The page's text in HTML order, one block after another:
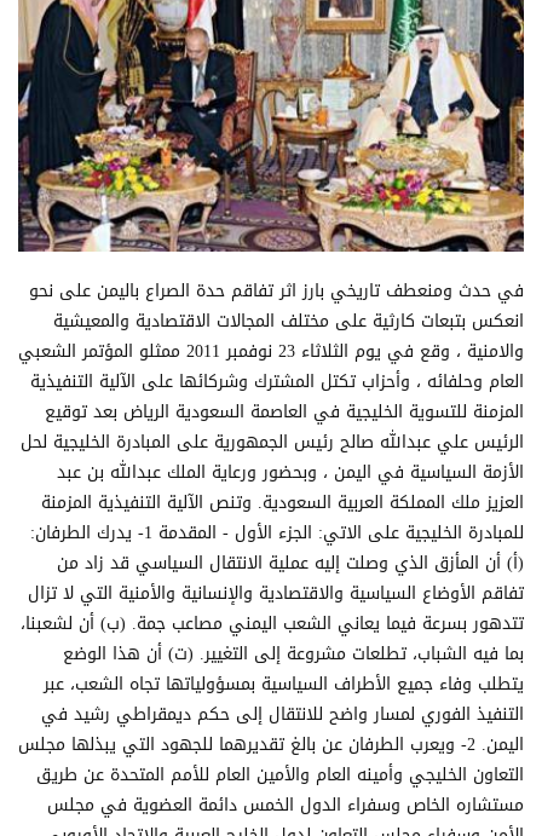
في حدث ومنعطف تاريخي بارز اثر تفاقم حدة الصراع باليمن على نحو انعكس بتبعات كارثية على مختلف المجالات الاقتصادية والمعيشية والامنية ، وقع في يوم الثلاثاء 23 نوفمبر 2011 ممثلو المؤتمر الشعبي العام وحلفائه ، وأحزاب تكتل المشترك وشركائها على الآلية التنفيذية المزمنة للتسوية الخليجية في العاصمة السعودية الرياض بعد توقيع الرئيس علي عبدالله صالح رئيس الجمهورية على المبادرة الخليجية لحل الأزمة السياسية في اليمن ، وبحضور ورعاية الملك عبدالله بن عبد العزيز ملك المملكة العربية السعودية. وتنص الآلية التنفيذية المزمنة للمبادرة الخليجية على الاتي: الجزء الأول - المقدمة 1- يدرك الطرفان: (أ‌) أن المأزق الذي وصلت إليه عملية الانتقال السياسي قد زاد من تفاقم الأوضاع السياسية والاقتصادية والإنسانية والأمنية التي لا تزال تتدهور بسرعة فيما يعاني الشعب اليمني مصاعب جمة. (ب‌) أن لشعبنا، بما فيه الشباب، تطلعات مشروعة إلى التغيير. (ت‌) أن هذا الوضع يتطلب وفاء جميع الأطراف السياسية بمسؤولياتها تجاه الشعب، عبر التنفيذ الفوري لمسار واضح للانتقال إلى حكم ديمقراطي رشيد في اليمن. 2- ويعرب الطرفان عن بالغ تقديرهما للجهود التي يبذلها مجلس التعاون الخليجي وأمينه العام والأمين العام للأمم المتحدة عن طريق مستشاره الخاص وسفراء الدول الخمس دائمة العضوية في مجلس الأمن وسفراء مجلس التعاون لدول الخليج العربية والاتحاد الأوروبي من أجل دعم الاتفاق المتعلق بعملية الانتقال السلمي للسلطة، ويعتمدان هذه الآلية على أساس مبادرة مجلس التعاون الخليجي بما يتفق كلياً مع قرار مجلس الأمن للأمم المتحدة 2014 (2011). 3- وتنطبق التعاريف التالية فيما يتعلق بهذا الاتفاق: (أ‌) يشير مصطلح (مبادرة مجلس التعاون الخليجي) إلى مبادرة مجلس التعاون الخليجي لحل الأزمة اليمنية في صيغتها المؤرخة 21-22 أيار/ مايو 2011م. (ب‌) يشير مصطلح (الطرفان) إلى التحالف الوطني(المؤتمر الشعبي العام وحلفائه) كأحد الطرفين، وإلى المجلس الوطني (أحزاب اللقاء المشترك وشركاؤه). 4- يحل الاتفاق على المبادرة الخليجية وآلية تنفيذها محل أي ترتيبات دستورية أو قانونية قائمة ولا يجوز الطعن فيهما أمام مؤسسات الدولة. الجزء الثاني – الفترة الانتقالية 5- يعتبر الجانبان أن الرئيس قد فوض نائب الرئيس، بموجب المرسوم الرئاسي رقم (24) لعام 2011، تفويضاً لا رجعة فيه، الصلاحيات الرئاسية اللازمة للتفاوض بشأن هذه الآلية وتوقيعها وإنفاذها، إلى جانب جميع الصلاحيات الدستورية المتصلة بتنفيذها ومتابعتها وممتد الصلاحيات لتشمل الدعوة إلى اجراء انتخابات مبكرة، وجميع القرارات اللازمة لتشكيل حكومة الوفاق الوطني، بما في ذلك تنصيب أعضائها وغيرها من الهيئات المنصوص عليها في هذه الآلية. 6- وتُنفذ الفترة الانتقالية على النحو التالي: (أ‌) وفقاً لقرار مجلس الأمن الدولي رقم 2014 لعام 2011 الذي يلاحظ التزام رئيس اليمن بالتوقيع فوراً على مبادرة مجلس التعاون الخليجي ويشجعه هو أو من أذن له بالتصرف بأسمه على القيام بذلك وعلى إجراء تسوية سياسية تستند إليها ووفقاً للمرسوم الرئاسي رقم (24) السنه الحالية 2011، سيوقّع الرئيس أو نائب الرئيس نيابة عنه على مبادرة مجلس التعاون الخليجي بالتزامن مع توقيع الجانبين لهذه الآلية. ب‌) بالتزامن مع توقيع هذه الآلية، وعملاً بمقتضى الصلاحيات المخولة له من الرئيس بموجب المرسوم الرئاسي رقم (24) للسنة الحالية 2011، سيُصدر نائب الرئيس مرسوماً يدعو إلى إجراء انتخابات رئاسية مبكرة خلال فترة لا تتجاوز 90 يوماً من تاريخ بدء نفاذ هذه الآلية، ووفقاً للأحكام ذات الصلة من الدستور، سيبدأ نفاذ المرسوم قبل 60 يوماً من إجراء الانتخابات؛ (مشروع نص المرسوم مرفق بهذه الآلية). (ت‌) يبدأ نفاذ هذه الآلية بمجرد التوقيع على المبادرة الخليجية من قبل الرئيس أو نائبه وعلى هذه الآلية من قبل جميع الأطراف ووفقاً لهذه الفقرة وصدور المرسوم المشار إليه في الفقرة الرعية (ب). 7- تبدأ الفترة الانتقالية مع بدء نفاذ هذه الآلية.. وتتألف الفترة الانتقالية بعد ذلك من مرحلتين: (أ‌) تبدأ المرحلة الأولى مع بدء نفاذ هذه الآلية وتنتهي مع تنصيب الرئيس عقب إجراء الانتخابات الرئاسية المبكرة. (ب‌) تبدأ المرحلة الثانية ومدتها عامان مع تنصيب الرئيس بعد الانتخابات الرئاسية المبكرة وتنتهي بإجراء الانتخابات العامة وفقاً للدستور الجديد وتنصيب رئيس الجمهورية الجديد. 8- يكون اتخاذ القرارات في مجلس النواب خلال المرحلتين الأولى والثانية بالتوافق وفي حال تعذر التوصل إلى توافق حول أي موضوع يقوم رئيس مجلس النواب برفع الأمر إلى نائب الرئيس في المرحلة الأولى وإلى الرئيس في المرحلة الثانية الذي يفصل في الأمر ويكون ما يقرره ملزماً للطرفين. 9- سيتخذ الطرفان الخطوات اللازمة لضمان اعتماد مجلس النواب للتشريعات والقوانين الأخرى اللازمة للتنفيذ الكامل للالتزامات المتعلقة بالضمانات المتعهد بها في مبادرة مجلس التعاون الخليجي وفي هذه الآلية. الجزء الثالث – المرحلة الأولى من الفترة الانتقالية تشكيل حكومة الوفاق الوطني: 10- فور التوقيع على المبادرة الخليجية وآلية تنفيذها تسمي المعارضة مرشحها لرئاسة الوزراء الذي يكلفه نائب الرئيس من خلال قرار رئاسي بتشكيل حكومة الوفاق الوطني، ويتم تشكيل الحكومة في فترة أقصاها 14 يوماً من تاريخ التكليف ويصدر بها قرار جمهوري يوقع عليه نائب الرئيس ورئيس الوزراء: (أ‌) تتألف حكومة الوفاق الوطني من 50 في المائة لكل طرف مع وجوب مراعاة تمثيل المرأة فيها.. وما يتعلق بتقسيم الحقائب الوزارية يقوم أحد الطرفين بإعداد قائمتين بالوزارات تسلم للطرف الآخر الذي يكون له حق اختيار إحدى القائمتين. (ب‌) يسمي رئيس الوزراء المكلف أعضاء الحكومة كما هو مقترح من الطرفين.. ويقوم نائب الرئيس بعد ذلك بإصدار مرسوم يتضمن أعضاء الحكومة المتفق عليهم على أن يكون المرشحون على درجة عالية من النزاهة والالتزام بحقوق الإنسان والقانون الإنساني الدولي. 11- يؤدي أعضاء حكومة الوفاق الوطني اليمين الدستورية أمام نائب الرئيس وفي غضون عشرة أيام تقوم الحكومة بتقديم برنامجها لمجلس النواب لمنحها الثقة خلال خمسة أيام. سير أعمال حكومة الوفاق الوطني 12- تتخذ حكومة الوفاق الوطني قراراتها بتوافق الآراء.. وإذا لم يكن التوافق الكامل موجوداً بشأن أي قضية يتشاور رئيس الوزراء ونائب الرئيس أو الرئيس عقب الانتخابات الرئاسية المبكرة للتوصل إلى توافق، وفي حال تعذر التوافق بينهما يتخذ نائب الرئيس أو الرئيس عقب الانتخابات الرئاسية المبكرة القرار النهائي. 13- تقوم حكومة الوفاق الوطني مباشرة بعد تشكيلها بما يلي: (أ‌) اتخاذ الخطوات اللازمة، بالتشاور مع سائر الجهات المعنية الأخرى، لضمان وقف جميع أشكال العنف وانتهاكات القانون الإنساني، وفض الاشتباك بين القوات المسلحة والتشكيلات المسلحة والمليشيات والجماعات المسلحة الأخرى، وضمان عودتها إلى ثكناتها، وضمان حرية التنقل للجميع في جميع أنحاء البلد، وحماية المدنيين وغير ذلك من التدابير اللازمة لتحقيق الأمن والاستقرار وبسط سيطرة الدولة؛ (ب‌) تيسير وتأمين وصول المساعدات الإنسانية حيثما تدعو الحاجة إليها؛ (ت‌) إصدار تعليمات قانونية وإدارية ملائمة إلى جميع فروع القطاع الحكومي للإلتزام الفوري بمعايير الحكم الرشيد وسيادة القانون واحترام حقوق الإنسان؛ (ث‌) إصدار تعليمات قانونية وإدارية محددة إلى النيابة العامة ودوائر الشرطة والسجون والأمن للتصرف وفقاً للقانون والمعايير الدولية، وإطلاق سراح الذين احتجزوا بصفة غير قانونية. (ج‌) تلتزم حكومة الوفاق الوطني بكافة قرارات مجلس الأمن ومجلس حقوق الإنسان والأعراف والمواثيق الدولية ذات الصلة. صلاحيات نائب الرئيس وحكومة الوفاق الوطني 14- في تنفيذ هذه الآلية، يمارس نائب الرئيس إضافة إلى الصلاحيات التي تخص منصبه الصلاحيات الدستورية التالية: 1- الدعوة لإجراء انتخابات رئاسية مبكرة. 2- ممارسة جميع مهام الرئيس المتصلة بمجلس النواب. 3- إعلان تشكيل حكومة الوفاق الوطني في المرحلة الأولى وتنصيبها. 4- جميع المسائل المتصلة بمهام لجنة الشئون العسكرية وتحقيق الأمن والاستقرار. 5- إدارة العلاقات الخارجية إلى المدى الضروري لتنفيذ هذه الآلية. 6- إصدار المراسيم اللازمة لتنفيذ هذه الآلية. 15- في المرحلة الأولى، يمارس نائب الرئيس وحكومة الوفاق الوطني السلطة التنفيذية ويشمل ذلك تنفيذ كل ما يتعلق بهذا الاتفاق بما في ذلك النقاط التالية جنباً إلى جنب مع مجلس النواب حسب الاقتضاء: (أ‌) وضع وتنفيذ برنامج أولي لتحقيق الاستقرار الاقتصادي والتنمية الاقتصادية وتلبية الاحتياجات الفورية للسكان في جميع مناطق اليمن. (ب‌) تنسيق العلاقات مع الجهات المانحة في المجال الإنمائي. (ت‌) ضمان أداء المهام الحكومية على نحو منظم بما فيها الإدارة المحلية وفقاً لمبادئ الحكم الرشيد وسيادة القانون وحقوق الإنسان والشفافية والمساءلة. (ث‌) الموافقة على ميزانية مؤقتة والإشراف على إدارة جميع جوانب مالية الدولة وضمان الشفافية والمساءلة الكاملتين. (ج‌) اتخاذ الخطوات التشريعية والإدارية اللازمة لضمان إجراء الانتخابات الرئاسية خلال 90 يوما من بدء نفاذ هذه الآلية. (ح‌) إنشاء الهيئات التالية حسب ما تنص عليه هذه الآلية: 1- لجنة الشؤون العسكرية وتحقيق الأمن والاستقرار. 2- مؤتمر الحوار الوطني. (خ‌) عند تشكيل حكومة الوفاق الوطني وتولي نائب الرئيس تشكيل الحكومة لجنة اتصال تتولى وبشكل فعال التواصل مع حركات الشباب في الساحات من مختلف الأطراف وباقي أنحاء اليمن لنشر وشرح تفاصيل هذا الاتفاق وإطلاق نقاش مفتوح حول مستقبل البلاد والذي سيتواصل من خلال مؤتمر الحوار الوطني الشامل وإشراك الشباب في تقرير مستقبل الحياة السياسية. لجنة الشئوون العسكرية وتحقيق الأمن والاستقرار 16- في غضون 5 أيام من بدء نفاذ مبادرة مجلس التعاون لدول الخليج العربية وآلية تنفيذها، يقوم نائب الرئيس خلال المرحلة الانتقالية الأولى بتشكيل ورئاسة لجنة الشئوون العسكرية وتحقيق الأمن والاستقرار، وتعمل هذه اللجنة لضمان: (أ‌) إنهاء الانقسام في القوات المسلحة ومعالجة أسبابة. (ب‌) إنهاء جميع النزاعات المسلحة. (ج‌) عودة القوات المسلحة وغيرها من التشكيلات العسكرية إلى معسكراتها وإنهاء المظاهر المسلحة في العاصمة صنعاء وغيرها من المدن، وإخلاء العاصمة وباقي المدن من المليشيات والمجموعات المسلحة وغير النظامية. (ح‌) إزالة حواجز الطرق ونقاط التفتيش والتحصينات المستحدثة في كافة المحافظات. (خ‌) إعادة تأهيل من لا تنطبق عليهم شروط الخدمة في القوات المسلحة والأجهزة الأمنية. (د‌) أية إجراءات أخرى من شأنها أن تمنع حدوث مواجهة مسلحة في اليمن. 17- تقوم لجنة الشؤون العسكرية وتحقيق الأمن والاستقرار خلال مرحلتي الانتقال بتهيئة الظروف واتخاذ الخطوات اللازمة لتحقيق تكامل القوات المسلحة تحت هيكل قيادة مهنية ووطنية موحدة في إطار سيادة القانون. الانتخابات الرئاسية المبكرة: 20- تعقد انتخابات رئاسية مبكرة وفقاً للأحكام التالية: (أ‌) تجرى الانتخابات الرئاسية المبكرة في فترة اقصاها 90 يوما من تاريخ التوقيع إلى المبادرة الخليجية وآلية تنفيذها. (ب‌) تجرى الانتخابات الرئاسية المبكرة لمنصب الرئيس في ظل إدارة اللجنة العليا للانتخابات والاستفتاء الحالية وتحت إشرافها باستخدام سجل الناخبين الحالي وذلك بصورة استثنائية، ويحق لأي مواطن ذكرا كان أم أنثى بلغ السن القانونية للانتخاب ويمكنه إثبات ذلك استناداً إلى وثيقة رسمية، من قبيل شهادة الميلاد أو بطاقة الهوية الوطنية، حق الانتخاب استناداً إلى هذه الوثيقة. (ت‌) يلتزم الطرفان في هذه الاتفاقية بعدم ترشيح أي شخص لخوض الانتخابات الرئاسية المبكرة أو تزكية أي مرشح غير المرشح التوافقي نائب الرئيس عبد ربه منصور هادي. (ث‌) يطلب من الأمين العام للأمم المتحدة توفير المساعدة الانتخابية وتنسيقها للمساعدة في كفالة إجراء الانتخابات بصورة منظمة وفي أوانها. الجزء الرابع – المرحلة الثانية من نقل السلطة مهام وصلاحيات الرئيس وحكومة الوفاق الوطني 21- بعد الانتخابات ال